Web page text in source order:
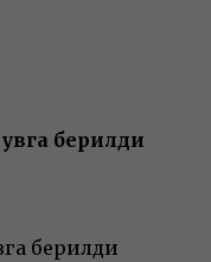
берилди
берилди